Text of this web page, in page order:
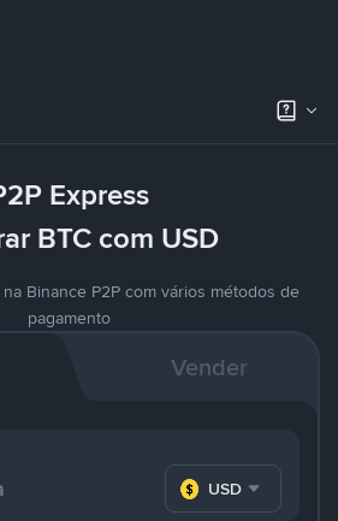
Express
BTC com USD
Binance P2P com vários métodos de
pagamento
Vender
USD